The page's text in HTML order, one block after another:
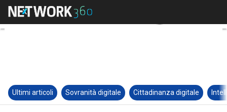
Ultimi articoli Sovranità digitale Cittadinanza digitale